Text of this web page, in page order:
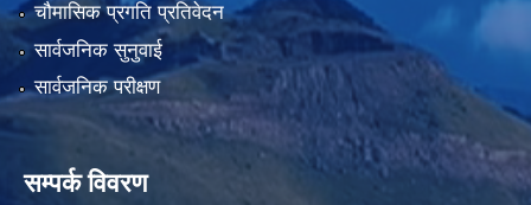
चौमासिक प्रगति प्रतिवेदन
सार्वजनिक सुनुवाई
सार्वजनिक परीक्षण
सम्पर्क विवरण